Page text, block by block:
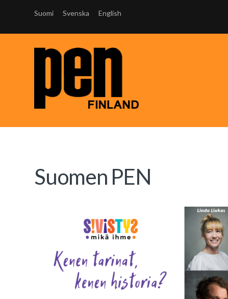
Suomi Svenska English
Suomen PEN